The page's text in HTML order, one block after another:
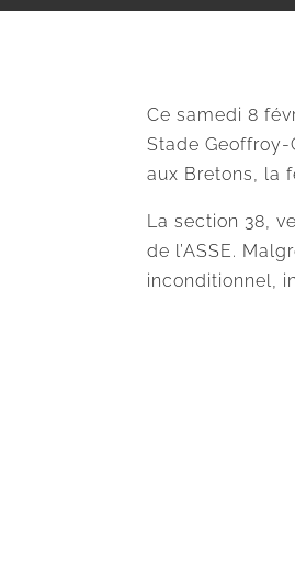
Ce samedi 8
Stade
aux Bretons, la
La section 38,
de l’ASSE.
inconditionnel,